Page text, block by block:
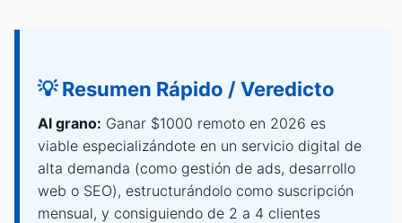
💡 Resumen Rápido / Veredicto
Al grano: Ganar $1000 remoto en 2026 es
viable especializándote en un servicio digital de
alta demanda (como gestión de ads, desarrollo
web o SEO), estructurándolo como suscripción
mensual, y consiguiendo de 2 a 4 clientes